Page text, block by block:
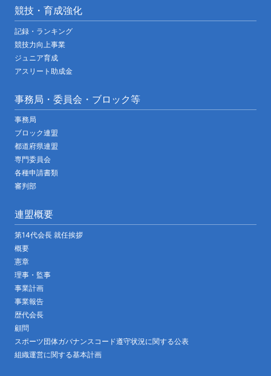
競技・育成強化
記録・ランキング
競技力向上事業
ジュニア育成
アスリート助成金
事務局・委員会・ブロック等
事務局
ブロック連盟
都道府県連盟
専門委員会
各種申請書類
審判部
連盟概要
第14代会長 就任挨拶
概要
憲章
理事・監事
事業計画
事業報告
歴代会長
顧問
スポーツ団体ガバナンスコード遵守状況に関する公表
組織運営に関する基本計画